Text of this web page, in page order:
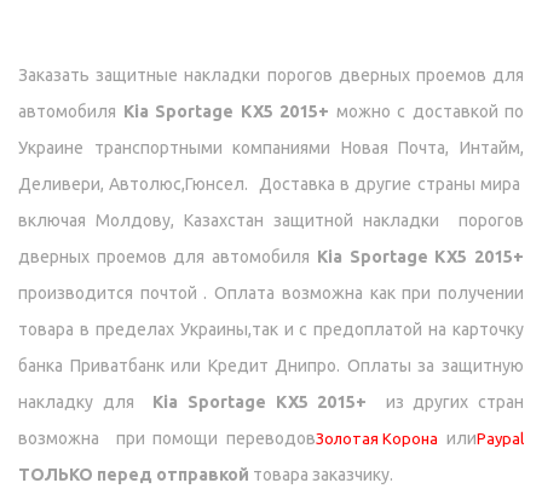
Заказать защитные накладки порогов дверных проемов для
автомобиля Kia Sportage KX5 2015+ можно с доставкой по
Украине транспортными компаниями Новая Почта, Интайм,
Деливери, Автолюс,Гюнсел.
Доставка в другие страны мира
включая Молдову, Казахстан
защитной накладки порогов
дверных проемов для автомобиля Kia Sportage KX5 2015+
производится почтой . Оплата возможна как при получении
товара в пределах Украины,так и с предоплатой на карточку
банка Приватбанк или Кредит Днипро. Оплаты за защитную
накладку для Kia Sportage KX5 2015+
из других стран
возможна при помощи переводовЗолотая Корона илиPaypal
ТОЛЬКО перед отправкой товара заказчику.